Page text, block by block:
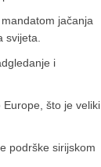
jačanja
i
što je veliki
podrške sirijskom